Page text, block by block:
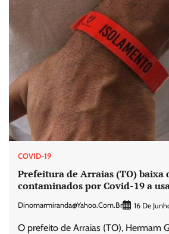
COVID-19
Prefeitura de Arraias (TO) baixa
contaminados por Covid-19 a
Dinomarmiranda@yahoo.com.br 16 De
O prefeito de Arraias (TO), Hermam